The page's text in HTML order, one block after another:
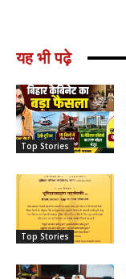
यह भी पढ़े
Top Stories
Top Stories